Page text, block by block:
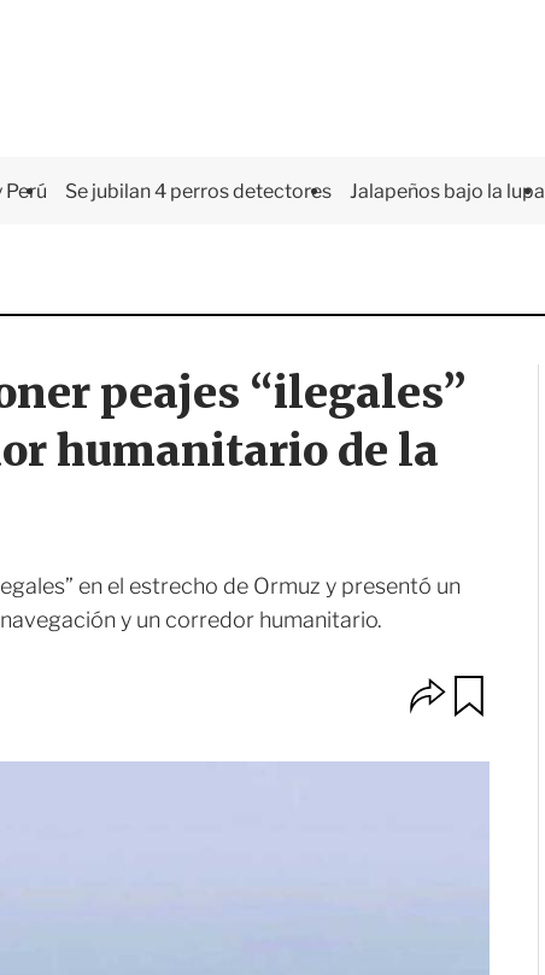
Perú Se jubilan 4 perros detectores Jalapeños bajo la lupa
peajes “ilegales”
humanitario de la
en el estrecho de Ormuz y presentó un
y un corredor humanitario.
O
p